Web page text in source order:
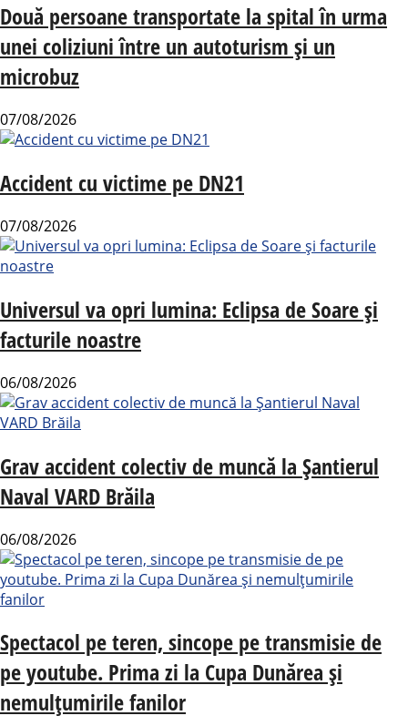
Două persoane transportate la spital în urma
unei coliziuni între un autoturism și un
microbuz
07/08/2026
Accident cu victime pe DN21
07/08/2026
Universul va opri lumina: Eclipsa de Soare și
facturile noastre
06/08/2026
Grav accident colectiv de muncă la Șantierul
Naval VARD Brăila
06/08/2026
Spectacol pe teren, sincope pe transmisie de
pe youtube. Prima zi la Cupa Dunărea și
nemulțumirile fanilor